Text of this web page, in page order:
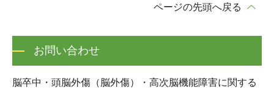
ページの先頭へ戻る
お問い合わせ
脳卒中・頭脳外傷（脳外傷）・高次脳機能障害に関する